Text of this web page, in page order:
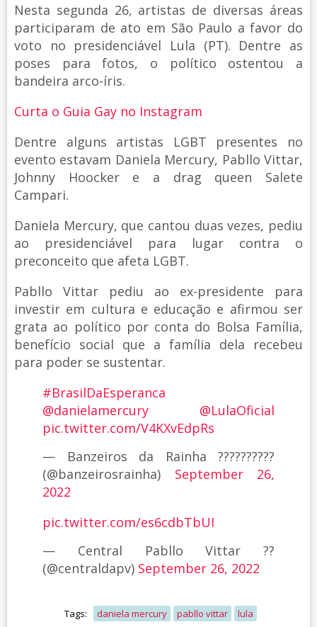
Nesta segunda 26, artistas de diversas áreas
participaram de ato em São Paulo a favor do
voto no presidenciável Lula (PT). Dentre as
poses para fotos, o político ostentou a
bandeira arco-íris.
Curta o Guia Gay no Instagram
Dentre alguns artistas LGBT presentes no
evento estavam Daniela Mercury, Pabllo Vittar,
Johnny Hoocker e a drag queen Salete
Campari.
Daniela Mercury, que cantou duas vezes, pediu
ao presidenciável para lugar contra o
preconceito que afeta LGBT.
Pabllo Vittar pediu ao ex-presidente para
investir em cultura e educação e afirmou ser
grata ao político por conta do Bolsa Família,
benefício social que a família dela recebeu
para poder se sustentar.
#BrasilDaEsperanca
@danielamercury
@LulaOficial
pic.twitter.com/V4KXvEdpRs
— Banzeiros da Rainha ??????????
(@banzeirosrainha) September 26,
2022
pic.twitter.com/es6cdbTbUI
— Central Pabllo Vittar ??
(@centraldapv) September 26, 2022
Tags: daniela mercury pabllo vittar lula